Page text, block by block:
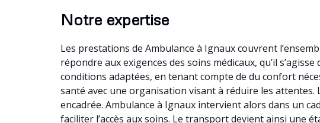
Notre expertise
Les prestations de Ambulance à Ignaux couvrent
répondre aux exigences des soins médicaux, qu’il
conditions adaptées, en tenant compte de du confort
santé avec une organisation visant à réduire les
encadrée. Ambulance à Ignaux intervient alors dans un
faciliter l’accès aux soins. Le transport devient ainsi une